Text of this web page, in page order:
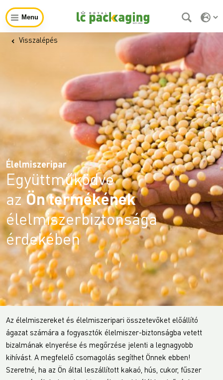
Menu
Visszalépés
Élelmiszeripar
Együttműködve
azÖn termékének
élelmiszerbiztonsága
érdekében
Az élelmiszereket és élelmiszeripari összetevőket előállító
ágazat számára a fogyasztók élelmiszer-biztonságba vetett
bizalmának elnyerése és megőrzése jelenti a legnagyobb
kihívást. A megfelelő csomagolás segíthet Önnek ebben!
Szeretné, ha az Ön által leszállított kakaó, hús, cukor, fűszer